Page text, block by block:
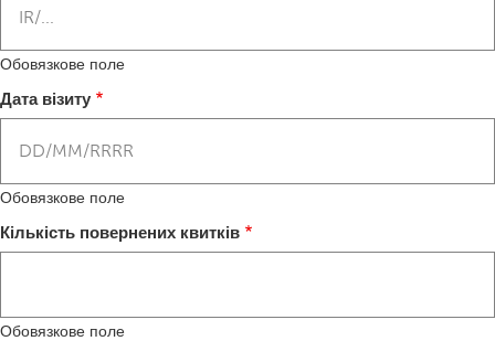
Обовязкове поле
Дата візиту
Обовязкове поле
Кількість повернених квитків
Обовязкове поле